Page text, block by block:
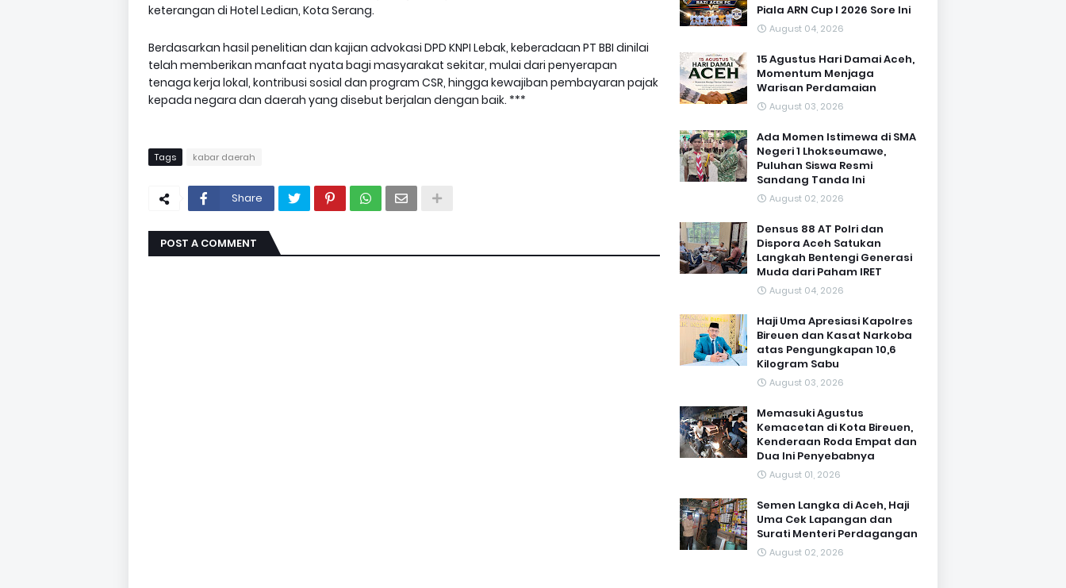
keterangan di Hotel Ledian, Kota Serang.
Berdasarkan hasil penelitian dan kajian advokasi DPD KNPI Lebak, keberadaan PT BBI dinilai
telah memberikan manfaat nyata bagi masyarakat sekitar, mulai dari penyerapan
tenaga kerja lokal, kontribusi sosial dan program CSR, hingga kewajiban pembayaran pajak
kepada negara dan daerah yang disebut berjalan dengan baik. ***
Tags kabar daerah
Share
POST A COMMENT
Piala ARN Cup I 2026 Sore Ini
August 04, 2026
15 Agustus Hari Damai Aceh,
Momentum Menjaga
Warisan Perdamaian
August 03, 2026
Ada Momen Istimewa di SMA
Negeri 1 Lhokseumawe,
Puluhan Siswa Resmi
Sandang Tanda Ini
August 02, 2026
Densus 88 AT Polri dan
Dispora Aceh Satukan
Langkah Bentengi Generasi
Muda dari Paham IRET
August 04, 2026
Haji Uma Apresiasi Kapolres
Bireuen dan Kasat Narkoba
atas Pengungkapan 10,6
Kilogram Sabu
August 03, 2026
Memasuki Agustus
Kemacetan di Kota Bireuen,
Kenderaan Roda Empat dan
Dua Ini Penyebabnya
August 01, 2026
Semen Langka di Aceh, Haji
Uma Cek Lapangan dan
Surati Menteri Perdagangan
August 02, 2026